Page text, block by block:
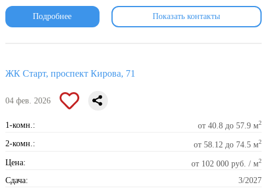
Подробнее Показать контакты
ЖК Старт, проспект Кирова, 71
04 фев. 2026
1-комн.: от 40.8 до 57.9 м2
2-комн.: от 58.12 до 74.5 м2
Цена: от 102 000 руб. / м2
Сдача: 3/2027